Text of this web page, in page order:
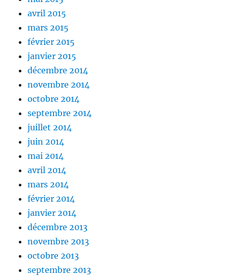
avril 2015
mars 2015
février 2015
janvier 2015
décembre 2014
novembre 2014
octobre 2014
septembre 2014
juillet 2014
juin 2014
mai 2014
avril 2014
mars 2014
février 2014
janvier 2014
décembre 2013
novembre 2013
octobre 2013
septembre 2013